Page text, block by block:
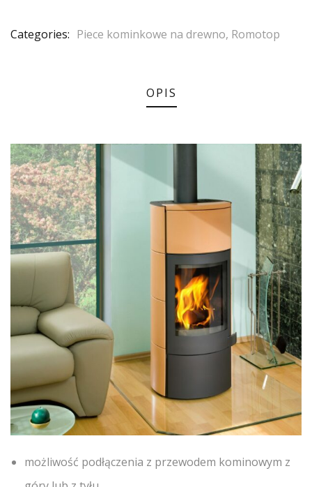
Categories: Piece kominkowe na drewno, Romotop
OPIS
możliwość podłączenia z przewodem kominowym z